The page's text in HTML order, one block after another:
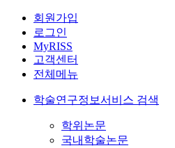
회원가입
로그인
MyRISS
고객센터
전체메뉴
학술연구정보서비스 검색
학위논문
국내학술논문